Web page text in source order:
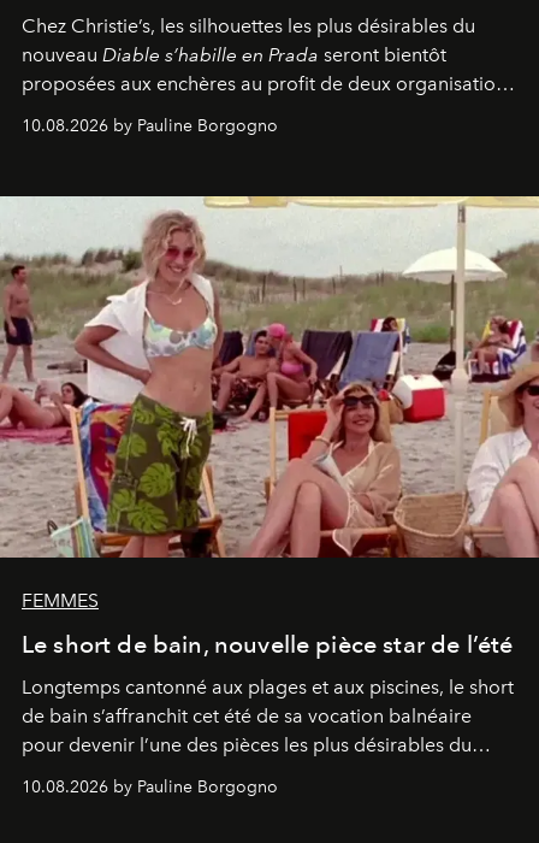
Chez Christie’s, les silhouettes les plus désirables du
nouveau Diable s’habille en Prada seront bientôt
proposées aux enchères au profit de deux organisations
engagées pour la presse et la mode.
10.08.2026 by Pauline Borgogno
FEMMES
Le short de bain, nouvelle pièce star de l’été
Longtemps cantonné aux plages et aux piscines, le short
de bain s’affranchit cet été de sa vocation balnéaire
pour devenir l’une des pièces les plus désirables du
10.08.2026 by Pauline Borgogno